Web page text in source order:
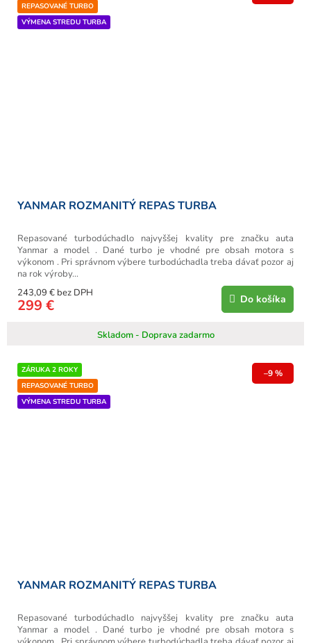
REPASOVANÉ TURBO
VÝMENA STREDU TURBA
YANMAR ROZMANITÝ REPAS TURBA
Skladom - Doprava zadarmo
243,09 € bez DPH
299 € Do košíka
Repasované turbodúchadlo najvyššej kvality pre značku auta
Yanmar a model . Dané turbo je vhodné pre obsah motora s
výkonom . Pri správnom výbere turbodúchadla treba dávať pozor aj
na rok výroby...
ZÁRUKA 2 ROKY
REPASOVANÉ TURBO
VÝMENA STREDU TURBA
–9 %
YANMAR ROZMANITÝ REPAS TURBA
Repasované turbodúchadlo najvyššej kvality pre značku auta
Yanmar a model . Dané turbo je vhodné pre obsah motora s